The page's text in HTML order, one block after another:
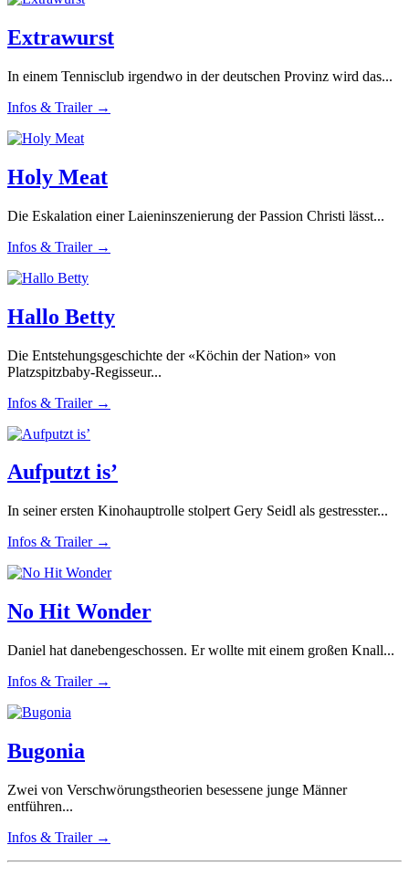
Extrawurst
In einem Tennisclub irgendwo in der deutschen Provinz wird das...
Infos & Trailer →
Holy Meat
Die Eskalation einer Laieninszenierung der Passion Christi lässt...
Infos & Trailer →
Hallo Betty
Die Entstehungsgeschichte der «Köchin der Nation» von
Platzspitzbaby-Regisseur...
Infos & Trailer →
Aufputzt is’
In seiner ersten Kinohauptrolle stolpert Gery Seidl als gestresster...
Infos & Trailer →
No Hit Wonder
Daniel hat danebengeschossen. Er wollte mit einem großen Knall...
Infos & Trailer →
Bugonia
Zwei von Verschwörungstheorien besessene junge Männer
entführen...
Infos & Trailer →